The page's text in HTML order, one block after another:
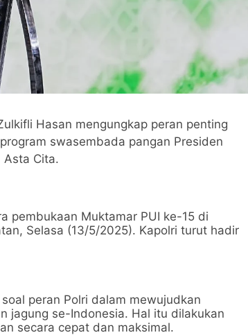
Hasan mengungkap peran penting
swasembada pangan Presiden
Asta Cita.
pembukaan Muktamar PUI ke-15 di
Selasa (13/5/2025). Kapolri turut hadir
peran Polri dalam mewujudkan
jagung se-Indonesia. Hal itu dilakukan
secara cepat dan maksimal.